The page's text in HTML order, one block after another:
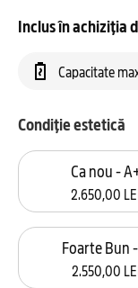
Inclus în achiziția
Capacitate
Condiție estetică
Ca nou -
2.650,00
Foarte Bun
2.550,00